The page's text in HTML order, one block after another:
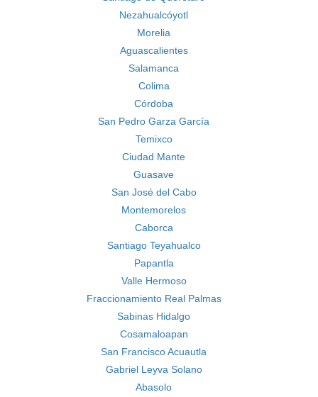
Nezahualcóyotl
Morelia
Aguascalientes
Salamanca
Colima
Córdoba
San Pedro Garza García
Temixco
Ciudad Mante
Guasave
San José del Cabo
Montemorelos
Caborca
Santiago Teyahualco
Papantla
Valle Hermoso
Fraccionamiento Real Palmas
Sabinas Hidalgo
Cosamaloapan
San Francisco Acuautla
Gabriel Leyva Solano
Abasolo